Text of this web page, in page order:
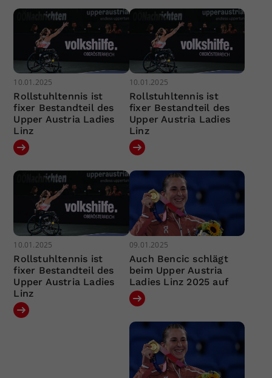
10.01.2025
Rollstuhltennis ist
fixer Bestandteil des
Upper Austria Ladies
Linz
10.01.2025
Rollstuhltennis ist
fixer Bestandteil des
Upper Austria Ladies
Linz
10.01.2025
Rollstuhltennis ist
fixer Bestandteil des
Upper Austria Ladies
Linz
09.01.2025
Auch Bencic schlägt
beim Upper Austria
Ladies Linz 2025 auf